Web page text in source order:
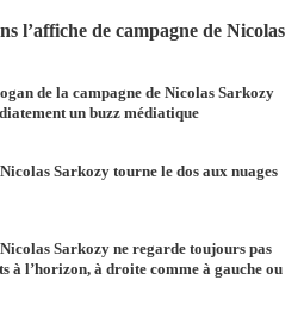
l’affiche de campagne de Nicolas
de la campagne de Nicolas Sarkozy
un buzz médiatique
Sarkozy tourne le dos aux nuages
Sarkozy ne regarde toujours pas
à l’horizon, à droite comme à gauche ou